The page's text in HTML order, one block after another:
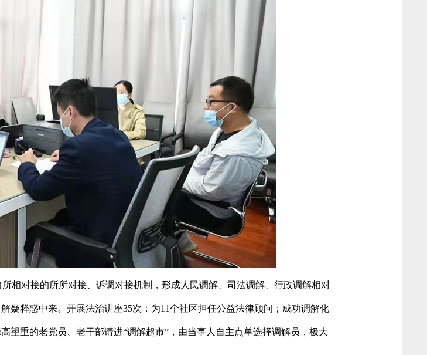
相对接的所所对接、诉调对接机制，形成人民调解、司法调解、行政调解相对
疑释惑中来。开展法治讲座35次；为11个社区担任公益法律顾问；成功调解化
望重的老党员、老干部请进“调解超市”，由当事人自主点单选择调解员，极大